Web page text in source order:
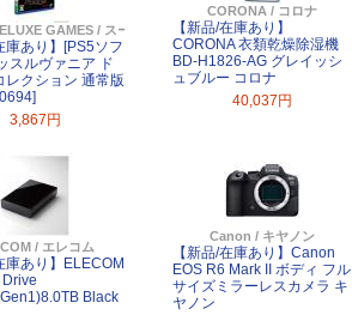
GAMES / スーパーデラックスゲームス
庫あり】[PS5ソフ
スルヴァニア ド
レクション 通常版
3,867円
CORONA / コロナ
【新品/在庫あり】
CORONA 衣類乾燥除湿機
BD-H1826-AG グレイッシ
ュブルー コロナ
40,037円
/ エレコム
庫あり】ELECOM
Black
Canon / キヤノン
【新品/在庫あり】Canon
EOS R6 Mark II ボディ フル
サイズミラーレスカメラ キ
ヤノン